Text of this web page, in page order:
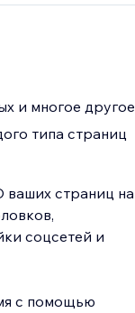
и многое другое
типа страниц
ваших страниц на
соцсетей и
с помощью